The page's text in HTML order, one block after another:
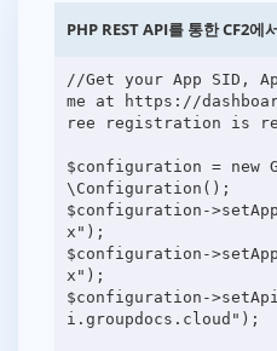
PHP REST API를 통한 CF2에
//Get your App SID,
me at https://
ree registration is
$configuration = new
\Configuration();
$configuration-
x");
$configuration-
x");
$configuration-
i.groupdocs.cloud");